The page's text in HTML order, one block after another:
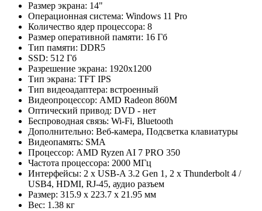
Размер экрана: 14"
Операционная система: Windows 11 Pro
Количество ядер процессора: 8
Размер оперативной памяти: 16 Гб
Тип памяти: DDR5
SSD: 512 Гб
Разрешение экрана: 1920x1200
Тип экрана: TFT IPS
Тип видеоадаптера: встроенный
Видеопроцессор: AMD Radeon 860M
Оптический привод: DVD - нет
Беспроводная связь: Wi-Fi, Bluetooth
Дополнительно: Веб-камера, Подсветка клавиатуры
Видеопамять: SMA
Процессор: AMD Ryzen AI 7 PRO 350
Частота процессора: 2000 МГц
Интерфейсы: 2 x USB-A 3.2 Gen 1, 2 x Thunderbolt 4 /
USB4, HDMI, RJ-45, аудио разъем
Размер: 315.9 x 223.7 x 21.95 мм
Вес: 1.38 кг